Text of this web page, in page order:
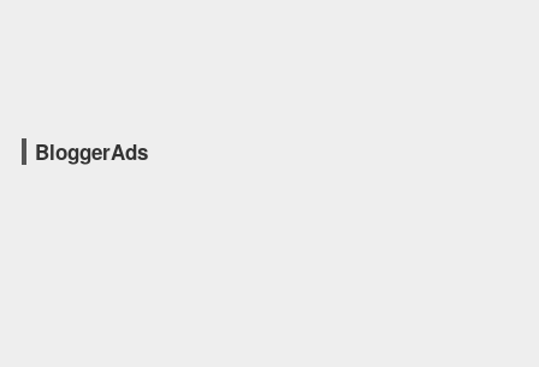
BloggerAds